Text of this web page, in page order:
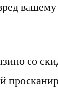
вашему